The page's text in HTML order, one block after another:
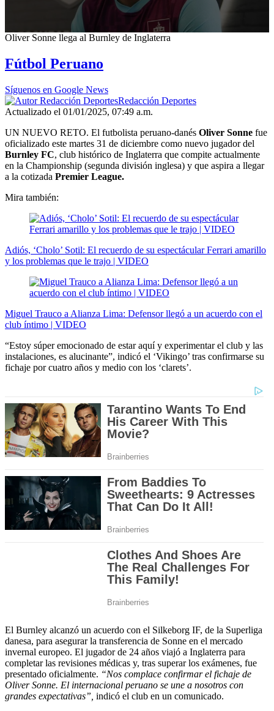
0
of
25
Oliver Sonne llega al Burnley de Inglaterra
Fútbol Peruano
Síguenos en Google News
Redacción Deportes
Actualizado el 01/01/2025, 07:49 a.m.
UN NUEVO RETO. El futbolista peruano-danés Oliver Sonne fue
oficializado este martes 31 de diciembre como nuevo jugador del
Burnley FC, club histórico de Inglaterra que compite actualmente
en la Championship (segunda división inglesa) y que aspira a llegar
a la cotizada Premier League.
Mira también:
Adiós, ‘Cholo’ Sotil: El recuerdo de su espectácular Ferrari amarillo
y los problemas que le trajo | VIDEO
Miguel Trauco a Alianza Lima: Defensor llegó a un acuerdo con el
club íntimo | VIDEO
“Estoy súper emocionado de estar aquí y experimentar el club y las
instalaciones, es alucinante”, indicó el ‘Vikingo’ tras confirmarse su
fichaje por cuatro años y medio con los ‘clarets’.
El Burnley alcanzó un acuerdo con el Silkeborg IF, de la Superliga
danesa, para asegurar la transferencia de Sonne en el mercado
invernal europeo. El jugador de 24 años viajó a Inglaterra para
completar las revisiones médicas y, tras superar los exámenes, fue
presentado oficialmente. “Nos complace confirmar el fichaje de
Oliver Sonne. El internacional peruano se une a nosotros con
grandes expectativas”, indicó el club en un comunicado.